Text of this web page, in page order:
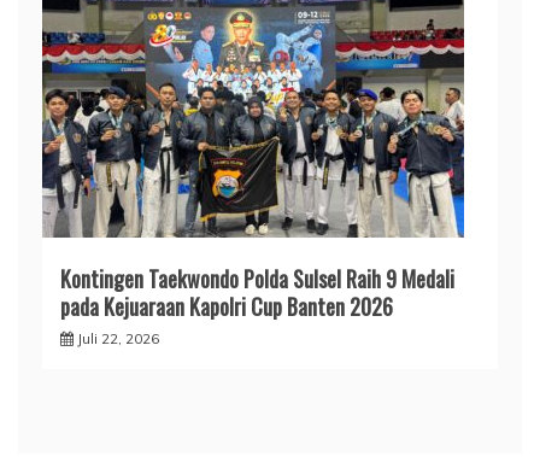
Kontingen Taekwondo Polda Sulsel Raih 9 Medali
pada Kejuaraan Kapolri Cup Banten 2026
Juli 22, 2026